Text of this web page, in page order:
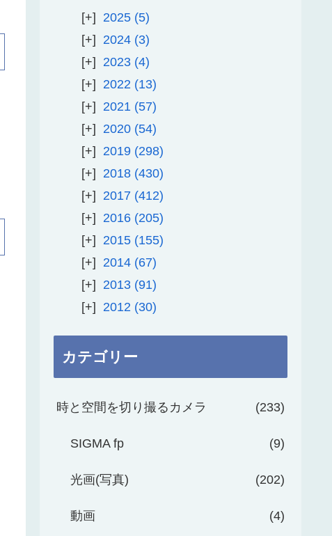
2025 5
2024 3
2023 4
2022
13
2021
57
2020 54
2019 298
2018 430
2017 412
2016 205
2015 155
2014 67
2013 91
2012
30
カテゴリー
時と空間を切り撮るカメラ 233
SIGMA fp 9
光画(写真) 202
動画 4